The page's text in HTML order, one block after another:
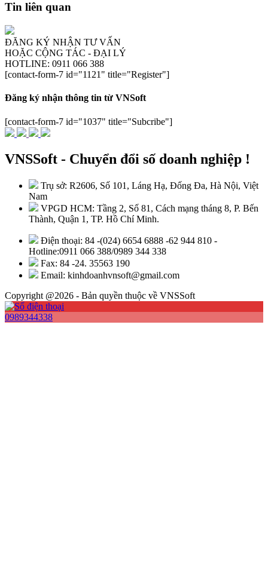
Tin liên quan
ĐĂNG KÝ NHẬN TƯ VẤN
HOẶC CỘNG TÁC - ĐẠI LÝ
HOTLINE: 0911 066 388
[contact-form-7 id="1121" title="Register"]
Đăng ký nhận thông tin từ VNSoft
[contact-form-7 id="1037" title="Subcribe"]
VNSSoft - Chuyển đổi số doanh nghiệp !
Trụ sở: R2606, Số 101, Láng Hạ, Đống Đa, Hà Nội, Việt
Nam
VPGD HCM: Tầng 2, Số 81, Cách mạng tháng 8, P. Bến
Thành, Quận 1, TP. Hồ Chí Minh.
Điện thoại: 84 -(024) 6654 6888 -62 944 810 -
Hotline:0911 066 388/0989 344 338
Fax: 84 -24. 35563 190
Email: kinhdoanhvnsoft@gmail.com
Copyright @2026 - Bản quyền thuộc về VNSSoft
0989344338